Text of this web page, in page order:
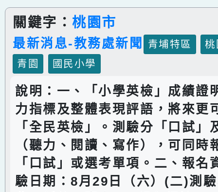
關鍵字：桃園市
最新消息-教務處新聞 青埔特區
青園
國民小學
說明：一、「小學英檢」成績證
力指標及整體表現評語，將來更
「全民英檢」。測驗分「口試」
（聽力、閱讀、寫作），可同時
「口試」或選考單項。二、報名
驗日期：8月29日（六）(二)測